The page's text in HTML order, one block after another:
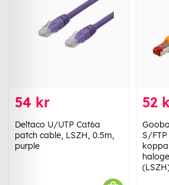
54 kr
Deltaco U/UTP Cat6a
patch cable, LSZH, 0.5m,
purple
52
S/